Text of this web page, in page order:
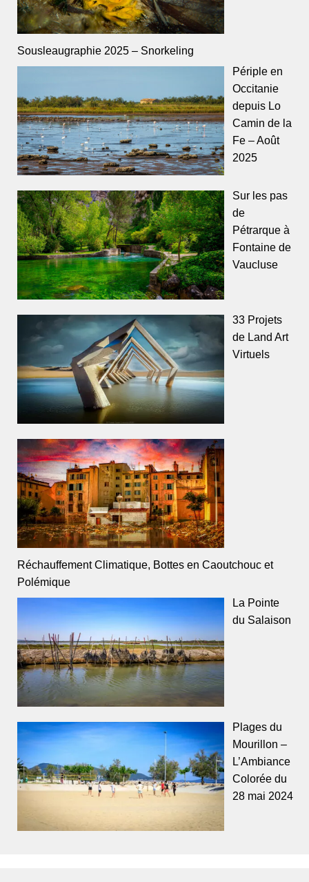
Sousleaugraphie 2025 – Snorkeling
Périple en
Occitanie
depuis Lo
Camin de la
Fe – Août
2025
Sur les pas
de
Pétrarque à
Fontaine de
Vaucluse
33 Projets
de Land Art
Virtuels
Réchauffement Climatique, Bottes en Caoutchouc et
Polémique
La Pointe
du Salaison
Plages du
Mourillon –
L’Ambiance
Colorée du
28 mai 2024